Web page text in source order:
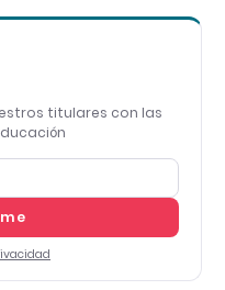
titulares con las